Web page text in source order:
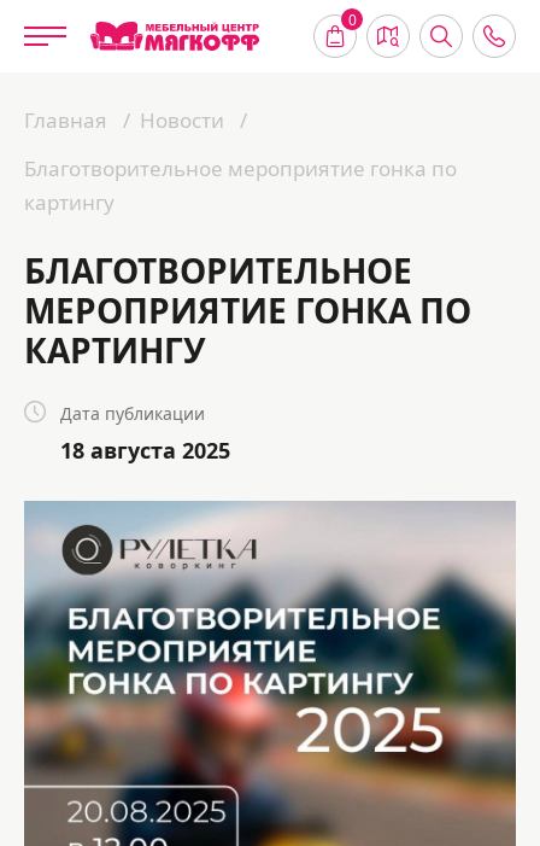
0
Главная
Новости
Благотворительное мероприятие гонка по
картингу
БЛАГОТВОРИТЕЛЬНОЕ
МЕРОПРИЯТИЕ ГОНКА ПО
КАРТИНГУ
Дата публикации
18 августа 2025